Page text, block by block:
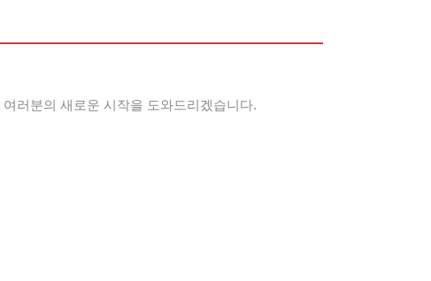
러분의 새로운 시작을 도와드리겠습니다.